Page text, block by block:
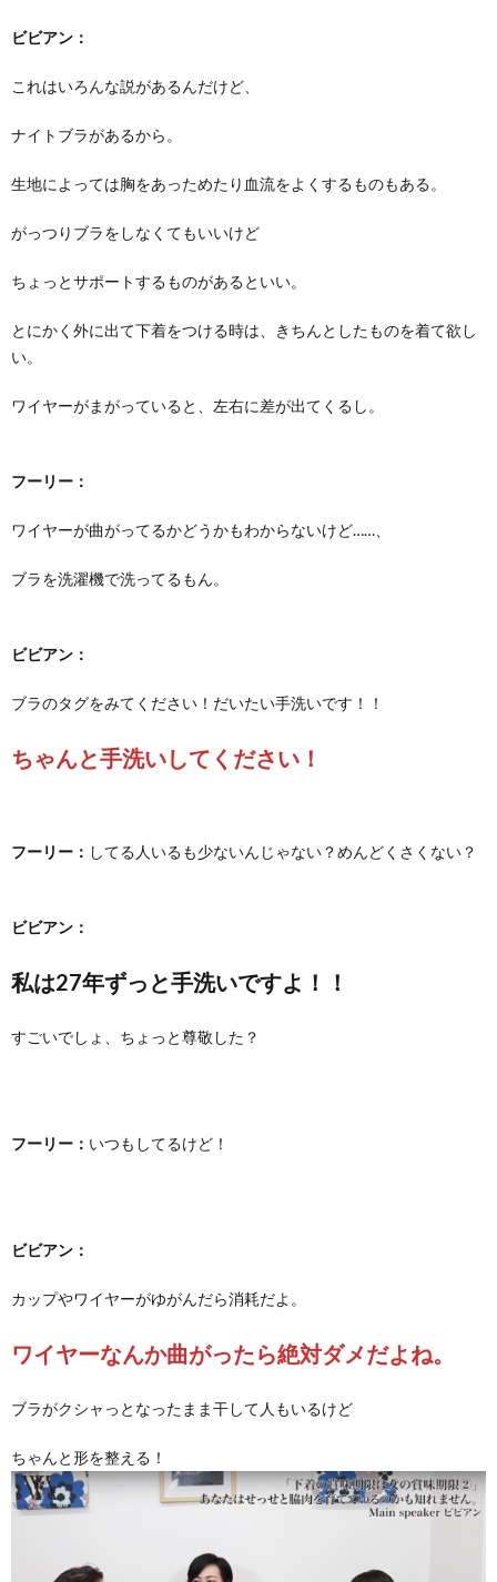
ビビアン：
これはいろんな説があるんだけど、
ナイトブラがあるから。
生地によっては胸をあっためたり血流をよくするものもある。
がっつりブラをしなくてもいいけど
ちょっとサポートするものがあるといい。
とにかく外に出て下着をつける時は、きちんとしたものを着て欲し
い。
ワイヤーがまがっていると、左右に差が出てくるし。
フーリー：
ワイヤーが曲がってるかどうかもわからないけど……、
ブラを洗濯機で洗ってるもん。
ビビアン：
ブラのタグをみてください！だいたい手洗いです！！
ちゃんと手洗いしてください！
フーリー： してる人いるも少ないんじゃない？めんどくさくない？
ビビアン：
私は27年ずっと手洗いですよ！！
すごいでしょ、ちょっと尊敬した？
フーリー： いつもしてるけど！
ビビアン：
カップやワイヤーがゆがんだら消耗だよ。
ワイヤーなんか曲がったら絶対ダメだよね。
ブラがクシャっとなったまま干して人もいるけど
ちゃんと形を整える！